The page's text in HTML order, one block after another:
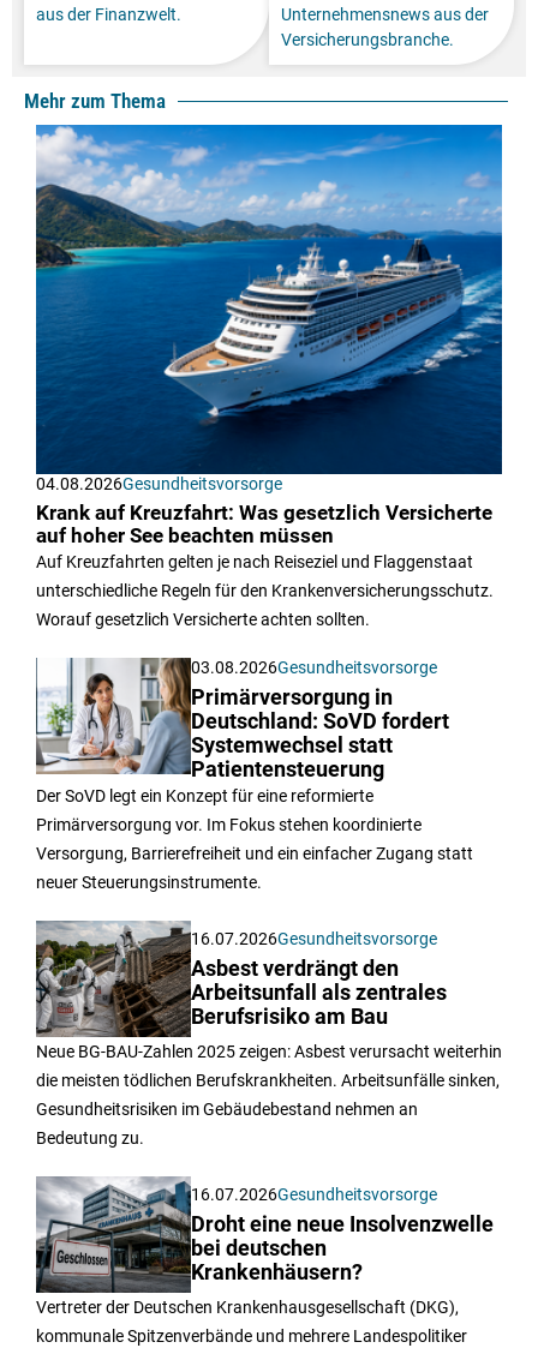
aus der Finanzwelt.
Unternehmensnews aus der
Versicherungsbranche.
Mehr zum Thema
04.08.2026Gesundheitsvorsorge
Krank auf Kreuzfahrt: Was gesetzlich Versicherte
auf hoher See beachten müssen
Auf Kreuzfahrten gelten je nach Reiseziel und Flaggenstaat
unterschiedliche Regeln für den Krankenversicherungsschutz.
Worauf gesetzlich Versicherte achten sollten.
03.08.2026Gesundheitsvorsorge
Primärversorgung in
Deutschland: SoVD fordert
Systemwechsel statt
Patientensteuerung
Der SoVD legt ein Konzept für eine reformierte
Primärversorgung vor. Im Fokus stehen koordinierte
Versorgung, Barrierefreiheit und ein einfacher Zugang statt
neuer Steuerungsinstrumente.
16.07.2026Gesundheitsvorsorge
Asbest verdrängt den
Arbeitsunfall als zentrales
Berufsrisiko am Bau
Neue BG-BAU-Zahlen 2025 zeigen: Asbest verursacht weiterhin
die meisten tödlichen Berufskrankheiten. Arbeitsunfälle sinken,
Gesundheitsrisiken im Gebäudebestand nehmen an
Bedeutung zu.
16.07.2026Gesundheitsvorsorge
Droht eine neue Insolvenzwelle
bei deutschen
Krankenhäusern?
Vertreter der Deutschen Krankenhausgesellschaft (DKG),
kommunale Spitzenverbände und mehrere Landespolitiker